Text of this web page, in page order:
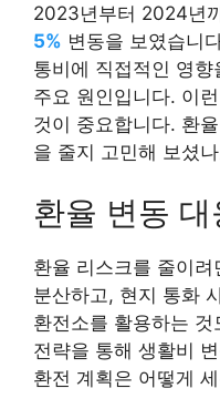
2023년부터 2024년
5% 변동을 보였습니
통비에 직접적인 영
주요 원인입니다. 이
것이 중요합니다. 환
을 줄지 고민해 보셨
환율 변동 대
환율 리스크를 줄이
분산하고, 현지 통화
환전소를 활용하는
전략을 통해 생활비
환전 계획은 어떻게